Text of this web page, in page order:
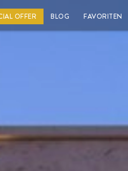
OFFER BLOG FAVORITEN